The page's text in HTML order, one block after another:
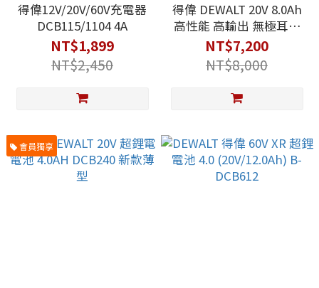
得偉12V/20V/60V充電器
DCB115/1104 4A
NT$1,899
NT$2,450
得偉 DEWALT 20V 8.0Ah
高性能 高輸出 無極耳電
池 DCB2108 電池
NT$7,200
NT$8,000
會員獨享